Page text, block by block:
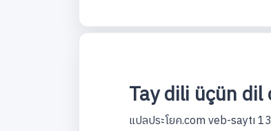
Tay dili üçün
แปลประโยค.com veb-saytı